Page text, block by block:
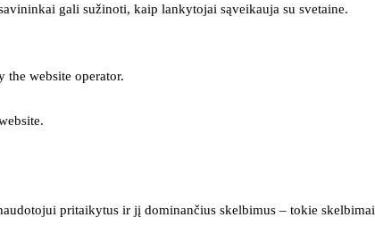
gali sužinoti, kaip lankytojai sąveikauja su svetaine.
the website operator.
pritaikytus ir jį dominančius skelbimus – tokie